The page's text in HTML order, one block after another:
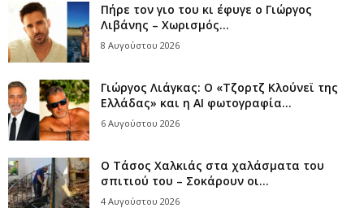
Πήρε τον γιο του κι έφυγε ο Γιώργος
Λιβάνης – Χωρισμός...
8 Αυγούστου 2026
Γιώργος Λιάγκας: Ο «Τζορτζ Κλούνεϊ της
Ελλάδας» και η AI φωτογραφία...
6 Αυγούστου 2026
Ο Τάσος Χαλκιάς στα χαλάσματα του
σπιτιού του – Σοκάρουν οι...
4 Αυγούστου 2026